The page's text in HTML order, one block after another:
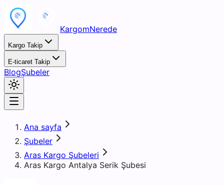
KargomNerede
Kargo Takip
E-ticaret Takip
BlogŞubeler
Ana sayfa
Şubeler
Aras Kargo Şubeleri
Aras Kargo Antalya Serik Şubesi